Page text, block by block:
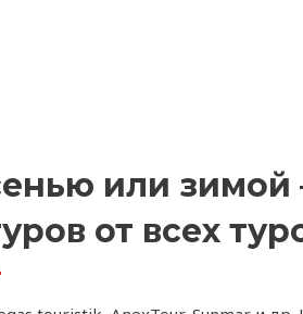
или зимой
от всех